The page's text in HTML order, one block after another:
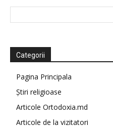
Categorii
Pagina Principala
Știri religioase
Articole Ortodoxia.md
Articole de la vizitatori